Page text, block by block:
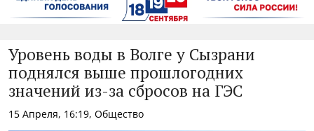
Уровень воды в Волге у Сызрани
поднялся выше прошлогодних
значений из-за сбросов на ГЭС
15 Апреля, 16:19, Общество